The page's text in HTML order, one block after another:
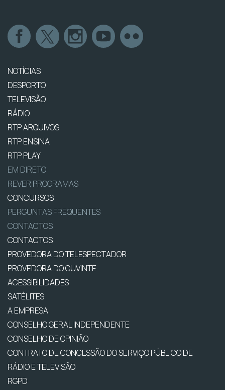
NOTÍCIAS
DESPORTO
TELEVISÃO
RÁDIO
RTP ARQUIVOS
RTP ENSINA
RTP PLAY
EM DIRETO
REVER PROGRAMAS
CONCURSOS
PERGUNTAS FREQUENTES
CONTACTOS
CONTACTOS
PROVEDORA DO TELESPECTADOR
PROVEDORA DO OUVINTE
ACESSIBILIDADES
SATÉLITES
A EMPRESA
CONSELHO GERAL INDEPENDENTE
CONSELHO DE OPINIÃO
CONTRATO DE CONCESSÃO DO SERVIÇO PÚBLICO DE
RÁDIO E TELEVISÃO
RGPD